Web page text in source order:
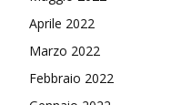
Aprile 2022
Marzo 2022
Febbraio 2022